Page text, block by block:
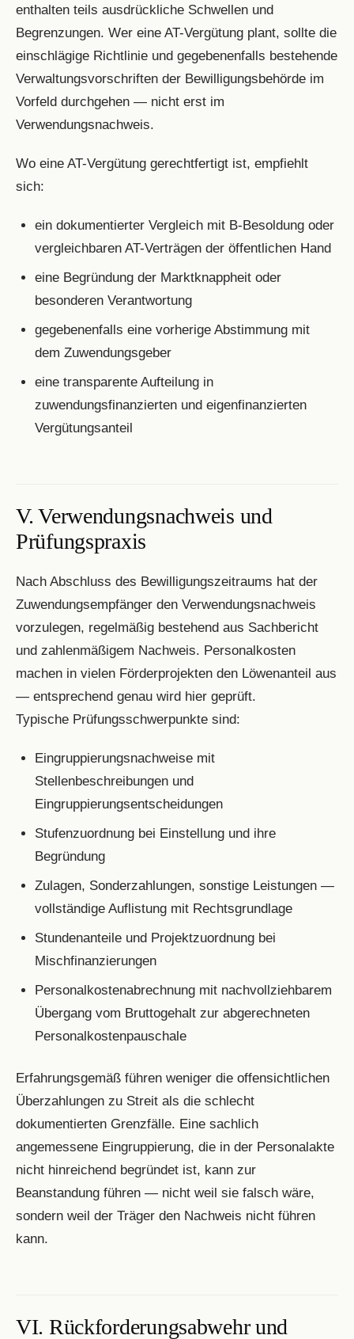
enthalten teils ausdrückliche Schwellen und
Begrenzungen. Wer eine AT-Vergütung plant, sollte die
einschlägige Richtlinie und gegebenenfalls bestehende
Verwaltungsvorschriften der Bewilligungsbehörde im
Vorfeld durchgehen — nicht erst im
Verwendungsnachweis.
Wo eine AT-Vergütung gerechtfertigt ist, empfiehlt
sich:
ein dokumentierter Vergleich mit B-Besoldung oder
vergleichbaren AT-Verträgen der öffentlichen Hand
eine Begründung der Marktknappheit oder
besonderen Verantwortung
gegebenenfalls eine vorherige Abstimmung mit
dem Zuwendungsgeber
eine transparente Aufteilung in
zuwendungsfinanzierten und eigenfinanzierten
Vergütungsanteil
V. Verwendungsnachweis und
Prüfungspraxis
Nach Abschluss des Bewilligungszeitraums hat der
Zuwendungsempfänger den Verwendungsnachweis
vorzulegen, regelmäßig bestehend aus Sachbericht
und zahlenmäßigem Nachweis. Personalkosten
machen in vielen Förderprojekten den Löwenanteil aus
— entsprechend genau wird hier geprüft.
Typische Prüfungsschwerpunkte sind:
Eingruppierungsnachweise mit
Stellenbeschreibungen und
Eingruppierungsentscheidungen
Stufenzuordnung bei Einstellung und ihre
Begründung
Zulagen, Sonderzahlungen, sonstige Leistungen —
vollständige Auflistung mit Rechtsgrundlage
Stundenanteile und Projektzuordnung bei
Mischfinanzierungen
Personalkostenabrechnung mit nachvollziehbarem
Übergang vom Bruttogehalt zur abgerechneten
Personalkostenpauschale
Erfahrungsgemäß führen weniger die offensichtlichen
Überzahlungen zu Streit als die schlecht
dokumentierten Grenzfälle. Eine sachlich
angemessene Eingruppierung, die in der Personalakte
nicht hinreichend begründet ist, kann zur
Beanstandung führen — nicht weil sie falsch wäre,
sondern weil der Träger den Nachweis nicht führen
kann.
VI. Rückforderungsabwehr und